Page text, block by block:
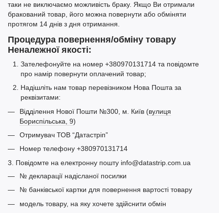
таки не виключаємо можливість браку. Якщо Ви отримали
бракований товар, його можна повернути або обміняти
протягом 14 днів з дня отримання.
Процедура повернення/обміну товару
Неналежної якості:
Зателефонуйте на номер +380970131714 та повідомте
про намір повернути оплачений товар;
Надішліть нам товар перевізником Нова Пошта за
реквізитами:
Відділення Нової Пошти №300, м. Київ (вулиця
Бориспільська, 9)
Отримувач ТОВ “Датастріп”
Номер телефону +380970131714
3. Повідомте на електронну пошту info@datastrip.com.ua
№ декларації надісланої посилки
№ банківської картки для повернення вартості товару
модель товару, на яку хочете здійснити обмін